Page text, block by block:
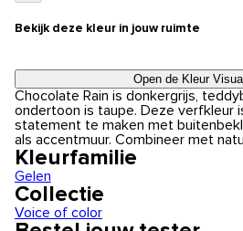
Bekijk deze kleur in jouw ruimte
Open de Kleur
Chocolate Rain is donkergrijs,
ondertoon is taupe. Deze verfkleur
statement te maken met
als accentmuur. Combineer met
Kleurfamilie
Gelen
Collectie
Voice of color